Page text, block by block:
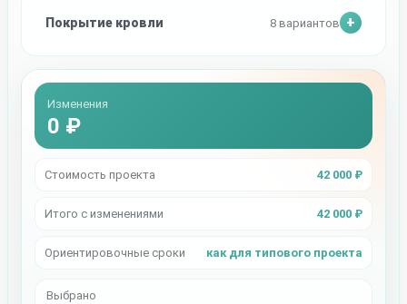
Покрытие кровли 8 вариантов
Изменения
0 ₽
Стоимость проекта 42 000 ₽
Итого с изменениями 42 000 ₽
Ориентировочные сроки как для типового проекта
Выбрано